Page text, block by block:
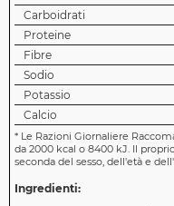
Carboidrati
Proteine
Fibre
Sodio
Potassio
Calcio
* Le Razioni Giornaliere
da 2000 kcal o 8400 kJ. Il
seconda del sesso, dell'età e
Ingredienti: